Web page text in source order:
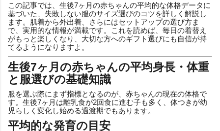
この記事では、生後7ヶ月の赤ちゃんの平均的な体格データに
基づいた、失敗しない服のサイズ選びのコツを詳しく解説し
ます。肌着から外出着、さらにはセットアップの選び方ま
で、実用的な情報が満載です。これを読めば、毎日の着替え
がもっと楽しくなり、大切な方へのギフト選びにも自信が持
てるようになりますよ。
生後7ヶ月の赤ちゃんの平均身長・体重
と服選びの基礎知識
服を選ぶ際にまず指標となるのが、赤ちゃんの現在の体格で
す。生後7ヶ月は離乳食が2回食に進む子も多く、体つきが幼
児らしく変化し始める過渡期でもあります。
平均的な発育の目安